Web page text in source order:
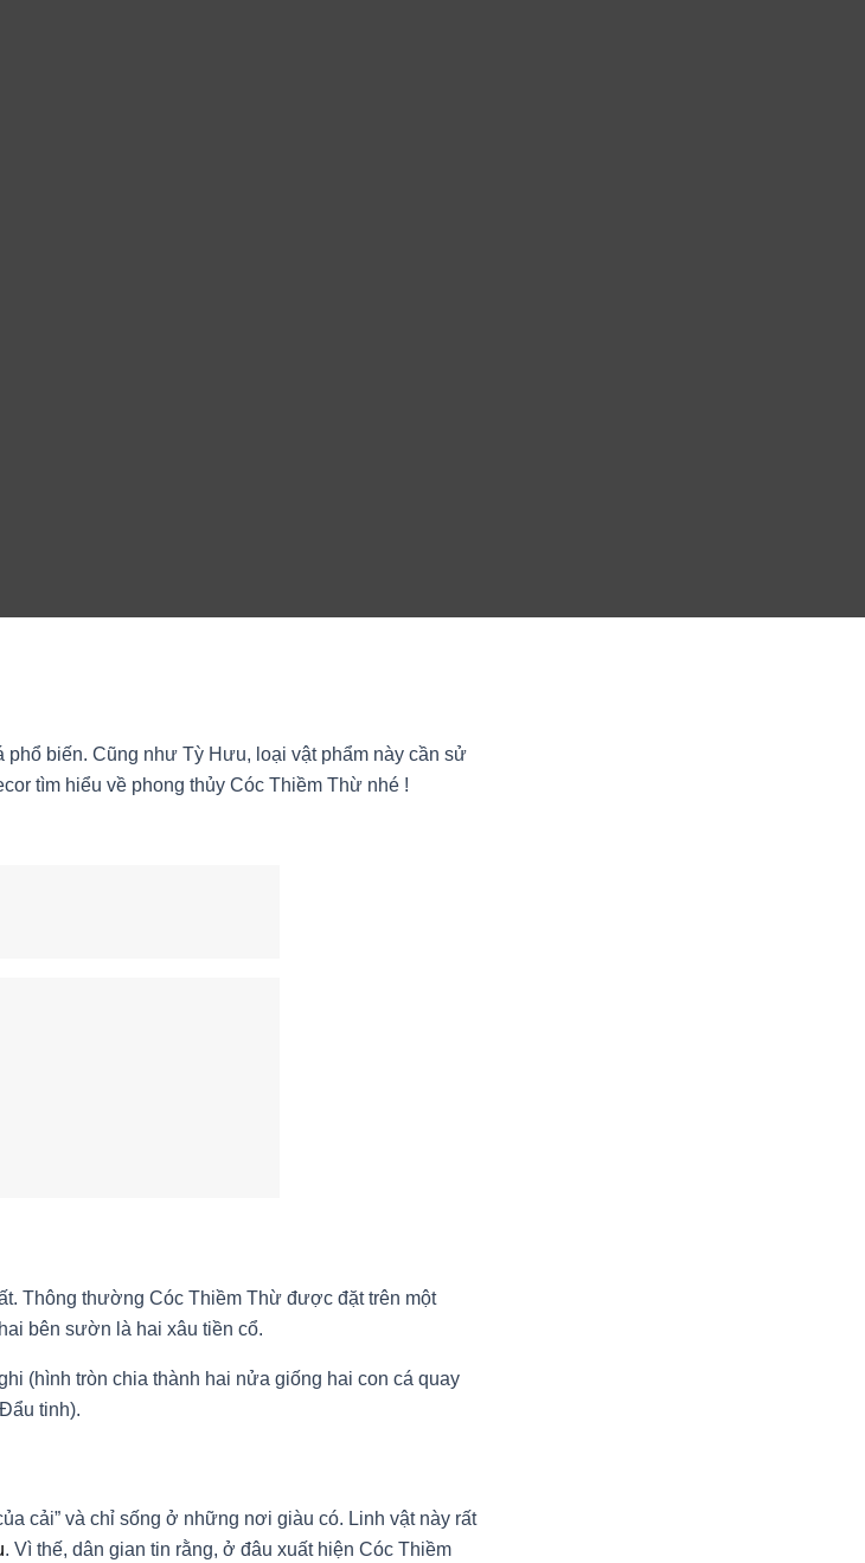
biến. Cũng như Tỳ Hưu, loại vật phẩm này cần sử
tìm hiểu về phong thủy Cóc Thiềm Thừ nhé !
Thông thường Cóc Thiềm Thừ được đặt trên một
bên sườn là hai xâu tiền cổ.
(hình tròn chia thành hai nửa giống hai con cá quay
tinh).
cải” và chỉ sống ở những nơi giàu có. Linh vật này rất
. Vì thế, dân gian tin rằng, ở đâu xuất hiện Cóc Thiềm